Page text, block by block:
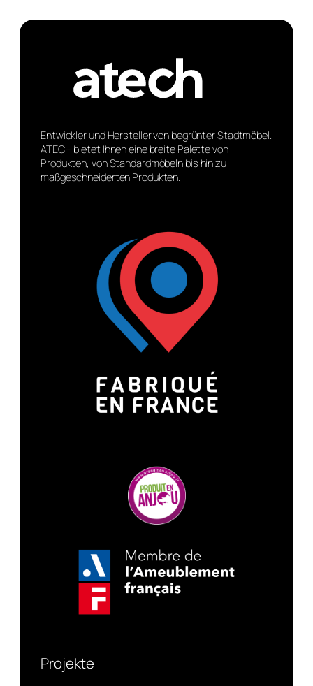
Entwickler und Hersteller von begrünter Stadtmöbel.
ATECH bietet Ihnen eine breite Palette von
Produkten, von Standardmöbeln bis hin zu
maßgeschneiderten Produkten.
Projekte